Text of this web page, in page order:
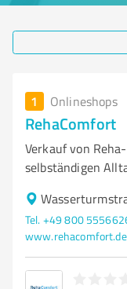
1 Onlineshops
RehaComfort
Verkauf von
selbständigen
Tel. +49 800
www.rehacomfort.de